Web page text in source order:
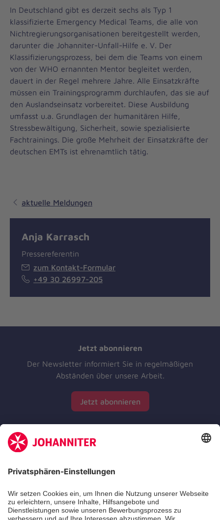
In Deutschland gibt es derzeit sechs als Typ 1
klassifizierte Emergency Medical Teams, die alle von
Nichtregierungsorganisationen bereitgestellt werden,
darunter die Johanniter-Unfall-Hilfe e. V. Der
Klassifizierungsprozess, bei dem die Teams von einem
von der WHO ernannten Mentor begleitet werden,
dauert in der Regel mehrere Jahre. Alle Einsatzkräfte
müssen ein Trainingsprogramm durchlaufen, das sie auf
den Auslandseinsatz vorbereitet. Diese Ausbildung
umfasst u.a. Grundlagen der humanitären Hilfe,
Stressbewältigung, Sicherheit, sowie spezialisierte
Fachtrainings. Die große Mehrheit der Einsatzkräfte der
deutschen EMTs ist ehrenamtlich tätig.
aktuelle Meldungen
Anja Karrasch
Pressereferentin
zum Kontakt-Formular
+49 30 26997-205
Jetzt abonnieren
Der Newsletter informiert Sie in regelmäßigen
Abständen über unsere Arbeit.
Jetzt abonnieren
Zertifizierung der Johanniter-Unfall-Hilfe e.V.
Die Johanniter GmbH führt das Spendenzertifikat